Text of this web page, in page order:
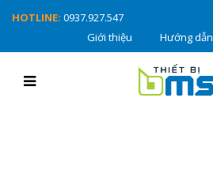
HOTLINE: 0937.927.547
Giới thiệu
Hướng dẫn